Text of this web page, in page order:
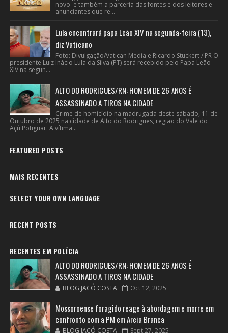
novo e também a parceria das fontes e dos leitores e
anunciantes que re...
Lula encontrará papa Leão XIV na segunda-feira (13),
diz Vaticano
Foto: Divulgação/Vatican Media e Ricardo Stuckert / PR O
presidente Luiz Inácio Lula da Silva (PT) será recebido pelo Papa Leão
XIV na segun...
ALTO DO RODRIGUES/RN: HOMEM DE 26 ANOS É
ASSASSINADO A TIROS NA CIDADE
Crime de homicídio na madrugada deste sábado, 11 de
Outubro de 2025 na cidade de Alto do Rodrigues, regiao do Vale do
Açú Potiguar. A vítima...
FEATURED POSTS
MAIS RECENTES
SELECT YOUR OWN LANGUAGE
RECENT POSTS
RECENTES EM POLÍCIA
ALTO DO RODRIGUES/RN: HOMEM DE 26 ANOS É
ASSASSINADO A TIROS NA CIDADE
BLOG JACÓ COSTA Oct 12, 2025
Mossoroense foragido reage à abordagem e morre em
confronto com a PM em Areia Branca
BLOG JACÓ COSTA Sept 27, 2025